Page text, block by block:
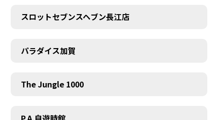
スロットセブンスヘブン長江店
パラダイス加賀
The Jungle 1000